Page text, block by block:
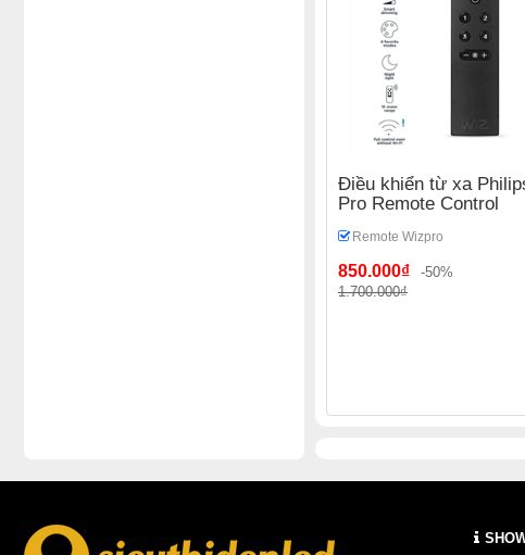
Điều khiển từ xa
Pro Remote Control
Remote Wizpro
850.000₫
-50%
1.700.000₫